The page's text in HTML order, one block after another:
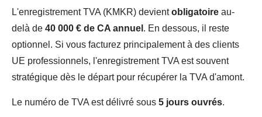
L'enregistrement TVA (KMKR) devientobligatoire au-
delà de 40 000 € de CA annuel . En dessous, il reste
optionnel. Si vous facturez principalement à des clients
UE professionnels, l'enregistrement TVA est souvent
stratégique dès le départ pour récupérer la TVA d'amont.
Le numéro de TVA est délivré sous 5 jours ouvrés.